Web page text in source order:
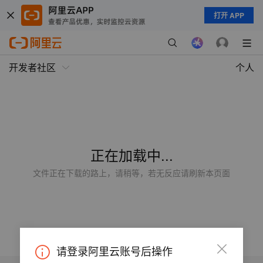
打开 APP
开发者社区 个人
正在加载中...
文件正在下载的路上，请稍等，若无反应请刷新本页面
请登录阿里云账号后操作